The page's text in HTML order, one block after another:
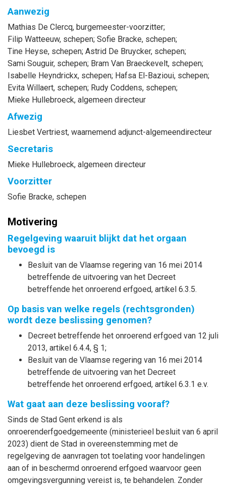
Aanwezig
Mathias De Clercq, burgemeester-voorzitter;
Filip Watteeuw, schepen; Sofie Bracke, schepen;
Tine Heyse, schepen; Astrid De Bruycker, schepen;
Sami Souguir, schepen; Bram Van Braeckevelt, schepen;
Isabelle Heyndrickx, schepen; Hafsa El-Bazioui, schepen;
Evita Willaert, schepen; Rudy Coddens, schepen;
Mieke Hullebroeck, algemeen directeur
Afwezig
Liesbet Vertriest, waarnemend adjunct-algemeendirecteur
Secretaris
Mieke Hullebroeck, algemeen directeur
Voorzitter
Sofie Bracke, schepen
Motivering
Regelgeving waaruit blijkt dat het orgaan
bevoegd is
Besluit van de Vlaamse regering van 16 mei 2014
betreffende de uitvoering van het Decreet
betreffende het onroerend erfgoed, artikel 6.3.5.
Op basis van welke regels (rechtsgronden)
wordt deze beslissing genomen?
Decreet betreffende het onroerend erfgoed van 12 juli
2013, artikel 6.4.4, § 1;
Besluit van de Vlaamse regering van 16 mei 2014
betreffende de uitvoering van het Decreet
betreffende het onroerend erfgoed, artikel 6.3.1 e.v.
Wat gaat aan deze beslissing vooraf?
Sinds de Stad Gent erkend is als
onroerenderfgoedgemeente (ministerieel besluit van 6 april
2023) dient de Stad in overeenstemming met de
regelgeving de aanvragen tot toelating voor handelingen
aan of in beschermd onroerend erfgoed waarvoor geen
omgevingsvergunning vereist is, te behandelen. Zonder